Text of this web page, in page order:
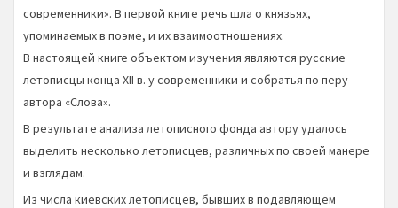
современники». В первой книге речь шла о князьях,
упоминаемых в поэме, и их взаимоотношениях.
В настоящей книге объектом изучения являются русские
летописцы конца XII в. у современники и собратья по перу
автора «Слова».
В результате анализа летописного фонда автору удалось
выделить несколько летописцев, различных по своей манере
и взглядам.
Из числа киевских летописцев, бывших в подавляющем